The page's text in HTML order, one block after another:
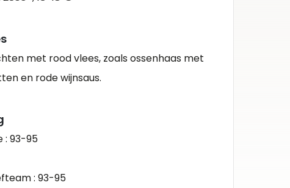
met rood vlees, zoals ossenhaas met
en rode wijnsaus.
: 93-95
: 93-95